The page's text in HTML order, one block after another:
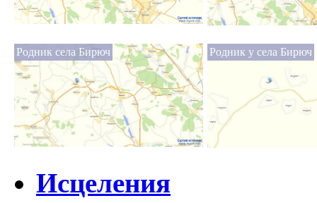
Родник села Бирюч Родник у села Бирюч
Исцеления